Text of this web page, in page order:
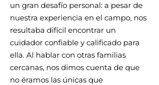
un gran desafío personal: a pesar de
nuestra experiencia en el campo, nos
resultaba difícil encontrar un
cuidador confiable y calificado para
ella. Al hablar con otras familias
cercanas, nos dimos cuenta de que
no éramos las únicas que